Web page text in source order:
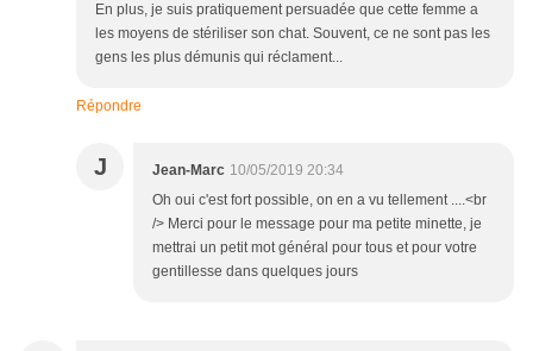
En plus, je suis pratiquement persuadée que cette femme a
les moyens de stériliser son chat. Souvent, ce ne sont pas les
gens les plus démunis qui réclament...
Répondre
J Jean-Marc 10/05/2019 20:34
Oh oui c'est fort possible, on en a vu tellement ....<br
/> Merci pour le message pour ma petite minette, je
mettrai un petit mot général pour tous et pour votre
gentillesse dans quelques jours